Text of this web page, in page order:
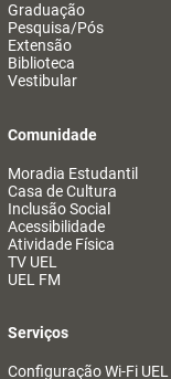
Graduação
Pesquisa/Pós
Extensão
Biblioteca
Vestibular
Comunidade
Moradia Estudantil
Casa de Cultura
Inclusão Social
Acessibilidade
Atividade Física
TV UEL
UEL FM
Serviços
Configuração Wi-Fi UEL